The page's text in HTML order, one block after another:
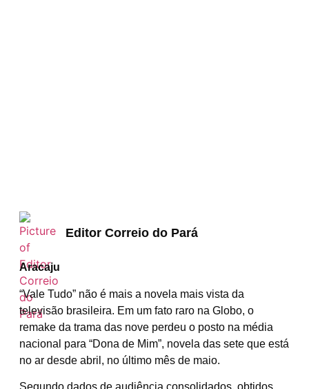
Editor Correio do Pará
Aracaju
“Vale Tudo” não é mais a novela mais vista da
televisão brasileira. Em um fato raro na Globo, o
remake da trama das nove perdeu o posto na média
nacional para “Dona de Mim”, novela das sete que está
no ar desde abril, no último mês de maio.
Segundo dados de audiência consolidados, obtidos